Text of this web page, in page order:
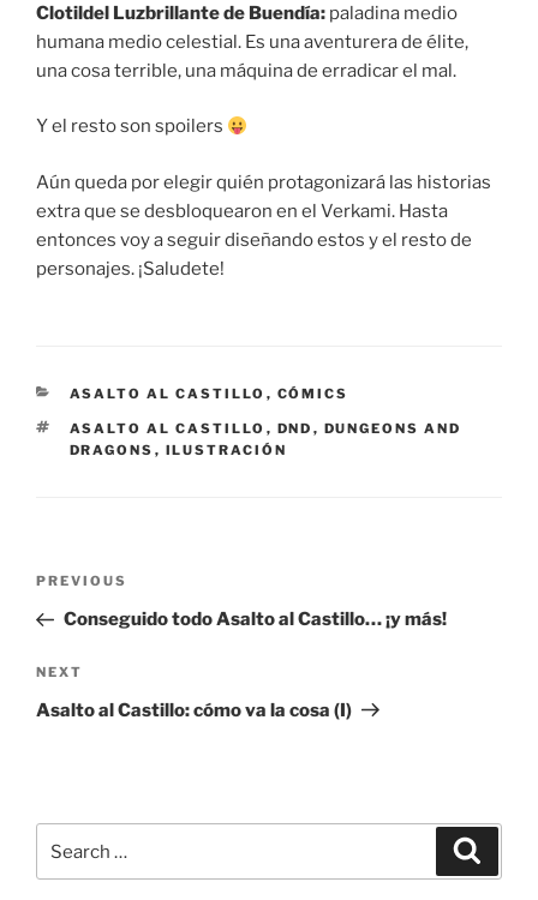
Clotildel Luzbrillante de Buendía: paladina medio
humana medio celestial. Es una aventurera de élite,
una cosa terrible, una máquina de erradicar el mal.
Y el resto son spoilers
Aún queda por elegir quién protagonizará las historias
extra que se desbloquearon en el Verkami. Hasta
entonces voy a seguir diseñando estos y el resto de
personajes. ¡Saludete!
CATEGORIES
ASALTO AL CASTILLO , CÓMICS
TAGS
ASALTO AL CASTILLO , DND , DUNGEONS AND
DRAGONS , ILUSTRACIÓN
Previous
Post
PREVIOUS
Conseguido todo Asalto al Castillo… ¡y más!
Next
Post
NEXT
Asalto al Castillo: cómo va la cosa (I)
for: